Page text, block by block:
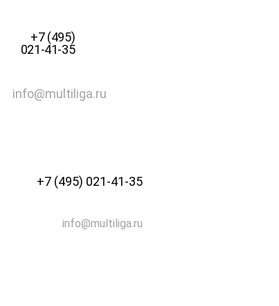
+7 (495)
021-41-35
info@multiliga.ru
+7 (495) 021-41-35
info@multiliga.ru